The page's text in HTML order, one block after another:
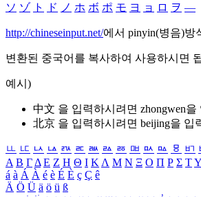
ソ ゾ ト ド ノ ホ ボ ポ モ ヨ ョ ロ ヲ ―
http://chineseinput.net/에서 pinyin(병음)방
변환된 중국어를 복사하여 사용하시면
예시)
中文 을 입력하시려면 zhongwen을
北京 을 입력하시려면 beijing을 입
ㅥ ㅦ ㅧ ㅨ ㅩ ㅪ ㅫ ㅬ ㅭ ㅮ ㅯ ㅰ ㅱ ㅲ
Α Β ΓΔ Ε Ζ Η Θ Ι ΚΛ Μ Ν Ξ Ο Π Ρ Σ ΤΥ
á à Á À é è É È ç Ç ê
Ä Ö Ü ä ö ü ß